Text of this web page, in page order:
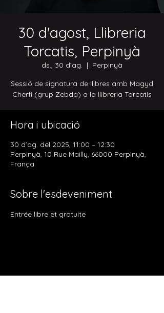
30 d'agost, Llibreria
Torcatis, Perpinyà
ds., 30 d’ag.
  |
Perpinyà
Sessió de signatura de llibres amb Magyd
Cherfi (grup Zebda) a la llibreria Torcatis
Hora i ubicació
30 d’ag. del 2025, 11:00 – 12:30
Perpinyà, 10 Rue Mailly, 66000 Perpinyà,
França
Sobre l'esdeveniment
Entrée libre et gratuite